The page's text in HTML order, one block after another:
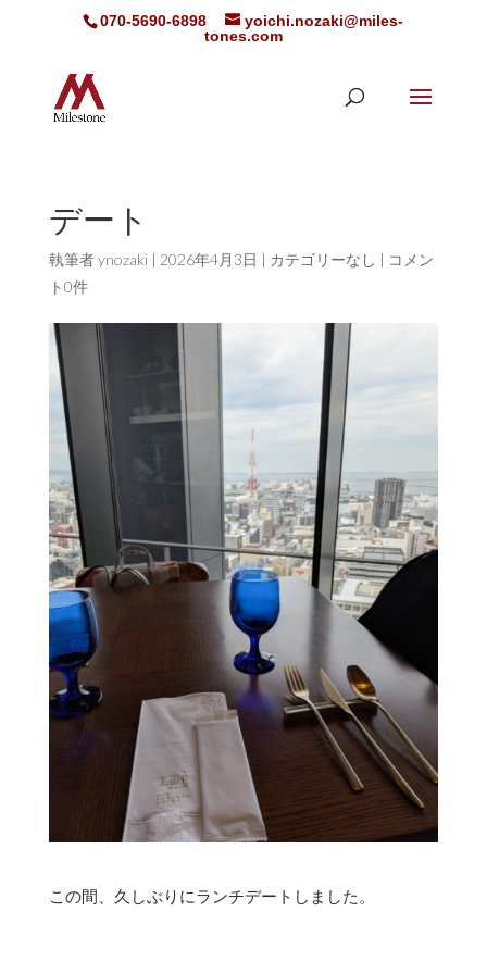
070-5690-6898
yoichi.nozaki@miles-
tones.com
デート
執筆者ynozaki| 2026年4月3日 | カテゴリーなし | コメン
ト0件
この間、久しぶりにランチデートしました。